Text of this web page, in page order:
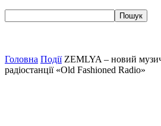
Головна Події ZEMLYA – новий
радіостанції «Old Fashioned Radio»